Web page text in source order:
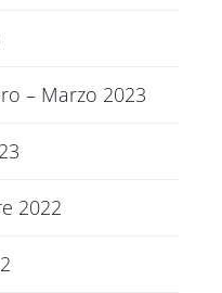
– Marzo 2023
2022